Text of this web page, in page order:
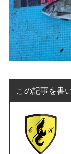
この記事を書